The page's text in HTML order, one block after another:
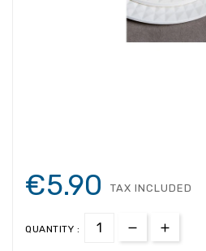
€5.90 TAX INCLUDED
QUANTITY :